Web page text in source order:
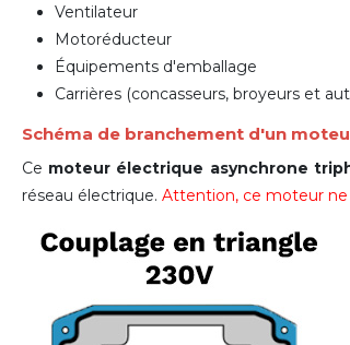
Ventilateur
Motoréducteur
Équipements d'emballage
Carrières (concasseurs, broyeurs et
Schéma de branchement d'un
Ce moteur électrique asynchrone
réseau électrique. Attention, ce moteur ne